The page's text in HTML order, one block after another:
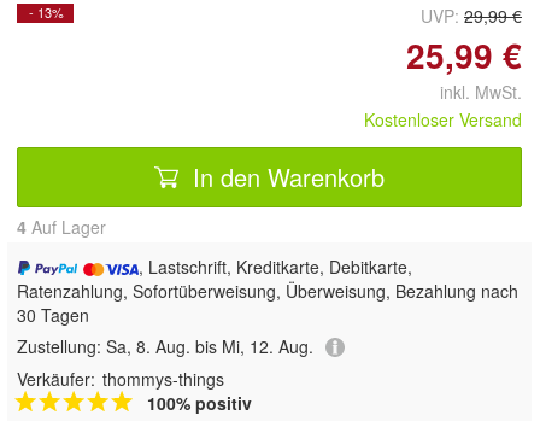
- 13% UVP: 29,99 €
25,99 €
inkl. MwSt.
Kostenloser Versand
In den Warenkorb
4 Auf Lager
, Lastschrift, Kreditkarte, Debitkarte,
Ratenzahlung, Sofortüberweisung, Überweisung, Bezahlung nach
30 Tagen
Zustellung: Sa, 8. Aug. bis Mi, 12. Aug.
Verkäufer: thommys-things
100% positiv